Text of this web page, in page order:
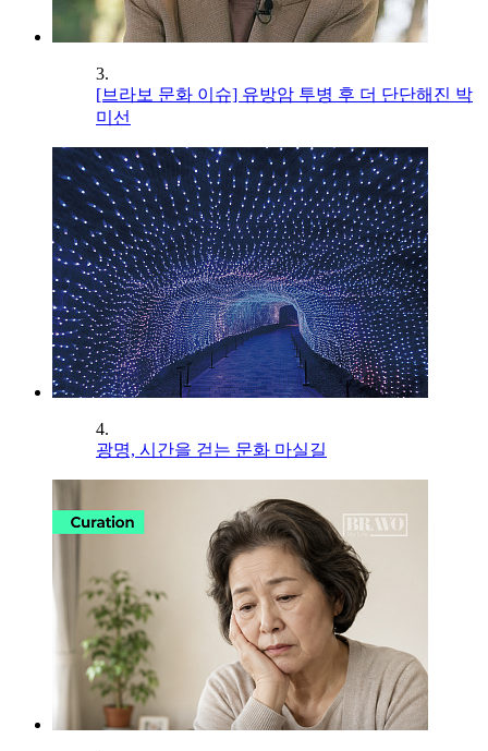
3.
[브라보 문화 이슈] 유방암 투병 후 더 단단해진 박
미선
4.
광명, 시간을 걷는 문화 마실길